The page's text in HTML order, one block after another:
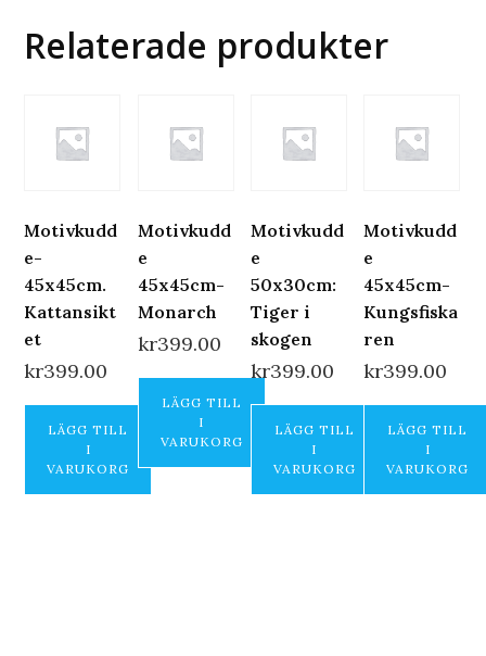
Relaterade produkter
Motivkudd
e-
45x45cm.
Kattansikt
et
kr399.00
LÄGG TILL
I
VARUKORG
Motivkudd
e
45x45cm-
Monarch
kr399.00
LÄGG TILL
I
VARUKORG
Motivkudd
e
50x30cm:
Tiger i
skogen
kr399.00
LÄGG TILL
I
VARUKORG
Motivkudd
e
45x45cm-
Kungsfiska
ren
kr399.00
LÄGG TILL
I
VARUKORG